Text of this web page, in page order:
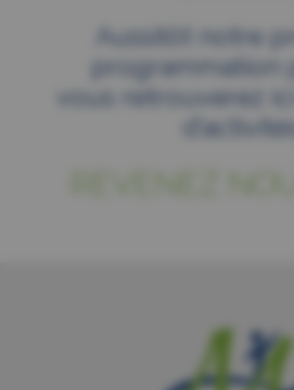
Aussitôt notre
programmation
vous retrouverez
d’activités.